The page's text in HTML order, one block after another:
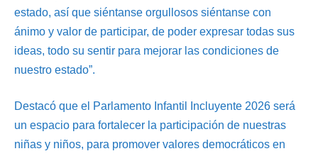
estado, así que siéntanse orgullosos siéntanse con
ánimo y valor de participar, de poder expresar todas sus
ideas, todo su sentir para mejorar las condiciones de
nuestro estado”.
Destacó que el Parlamento Infantil Incluyente 2026 será
un espacio para fortalecer la participación de nuestras
niñas y niños, para promover valores democráticos en